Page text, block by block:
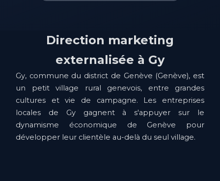
Direction marketing
externalisée à Gy
Gy, commune du district de Genève (Genève), est
un petit village rural genevois, entre grandes
cultures et vie de campagne. Les entreprises
locales de Gy gagnent à s'appuyer sur le
dynamisme économique de Genève pour
développer leur clientèle au-delà du seul village.